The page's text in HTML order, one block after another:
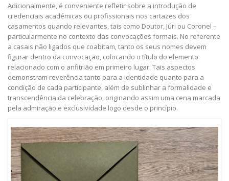
Adicionalmente, é conveniente refletir sobre a introdução de
credenciais académicas ou profissionais nos cartazes dos
casamentos quando relevantes, tais como Doutor, Júri ou Coronel –
particularmente no contexto das convocações formais. No referente
a casais não ligados que coabitam, tanto os seus nomes devem
figurar dentro da convocação, colocando o título do elemento
relacionado com o anfitrião em primeiro lugar. Tais aspectos
demonstram reverência tanto para a identidade quanto para a
condição de cada participante, além de sublinhar a formalidade e
transcendência da celebração, originando assim uma cena marcada
pela admiração e exclusividade logo desde o princípio.